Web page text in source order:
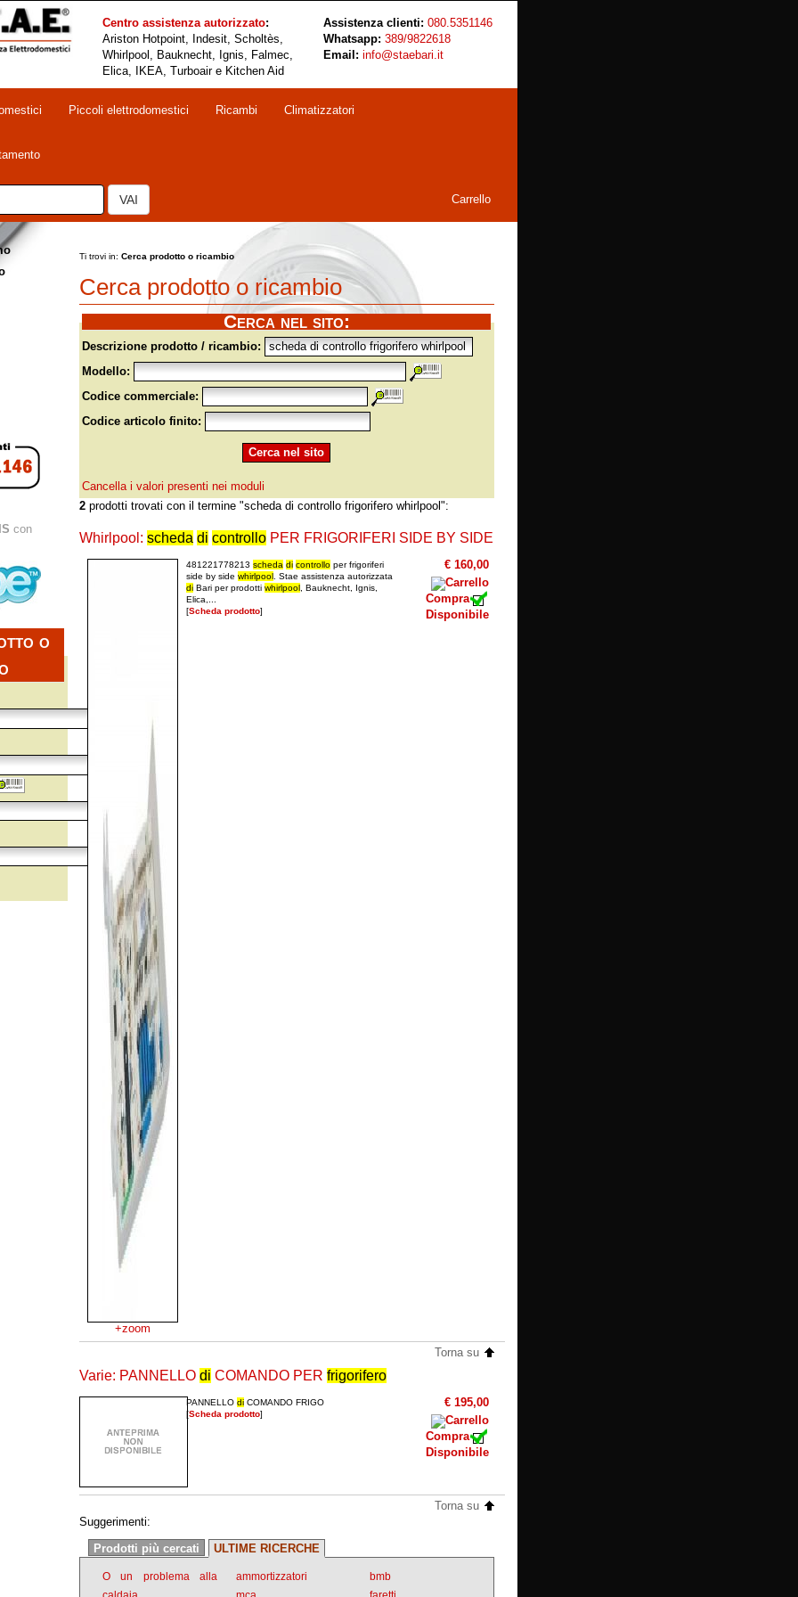
Centro assistenza autorizzato:
Ariston Hotpoint, Indesit, Scholtès,
Whirlpool, Bauknecht, Ignis, Falmec,
Elica, IKEA, Turboair e Kitchen Aid
Assistenza clienti: 080.5351146
Whatsapp: 389/9822618
Email: info@staebari.it
Piccoli elettrodomestici Ricambi Climatizzatori
VAI Carrello
con
o
Ti trovi in: Cerca prodotto o ricambio
Cerca prodotto o ricambio
Cerca nel sito:
Descrizione prodotto / ricambio:
Modello:
Codice commerciale:
Codice articolo finito:
Cancella i valori presenti nei moduli
2prodotti trovati con il termine "scheda di controllo frigorifero whirlpool":
Whirlpool: scheda di controlloPER FRIGORIFERI SIDE BY SIDE
+zoom
481221778213 scheda di controlloper frigoriferi
side by side whirlpool. Stae assistenza autorizzata
diBari per prodotti whirlpool, Bauknecht, Ignis,
Elica,...
[Scheda prodotto]
€ 160,00
Compra
Disponibile
Torna su
Varie: PANNELLO di COMANDO PER frigorifero
PANNELLO diCOMANDO FRIGO
[Scheda prodotto]
€ 195,00
Compra
Disponibile
Torna su
Suggerimenti:
Prodotti più cercati
ULTIME RICERCHE
O un problema alla
ammortizzatori
bmb